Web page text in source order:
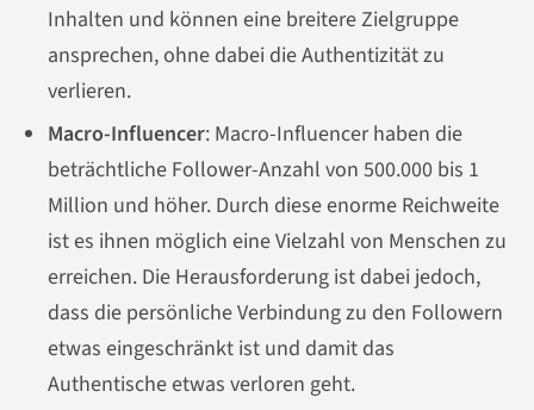
Inhalten und können eine breitere Zielgruppe
ansprechen, ohne dabei die Authentizität zu
verlieren.
Macro-Influencer: Macro-Influencer haben die
beträchtliche Follower-Anzahl von 500.000 bis 1
Million und höher. Durch diese enorme Reichweite
ist es ihnen möglich eine Vielzahl von Menschen zu
erreichen. Die Herausforderung ist dabei jedoch,
dass die persönliche Verbindung zu den Followern
etwas eingeschränkt ist und damit das
Authentische etwas verloren geht.